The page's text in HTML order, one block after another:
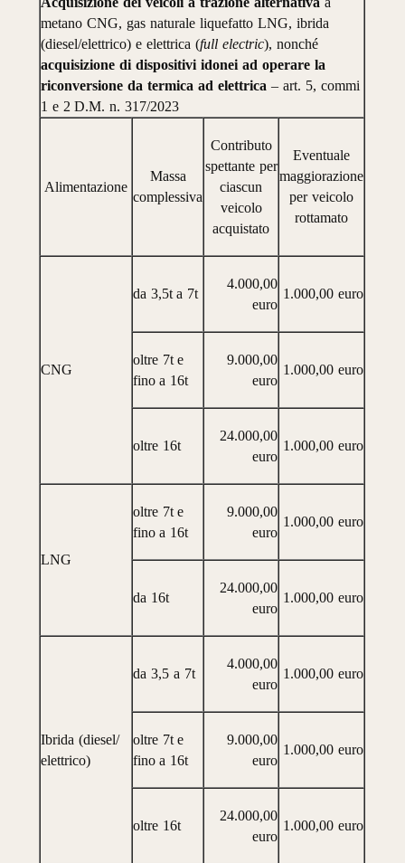
metano CNG, gas naturale liquefatto LNG, ibrida
(diesel/elettrico) e elettrica (full electric), nonché
acquisizione di dispositivi idonei ad operare la
riconversione da termica ad elettrica – art. 5, commi
1 e 2D.M. n. 317/2023
Alimentazione
Massa
complessiva
Contributo
spettante per
ciascun
veicolo
acquistato
Eventuale
maggiorazione
per veicolo
rottamato
CNG
da 3,5ta 7t
4.000,00
euro
1.000,00 euro
oltre 7te
fino a 16t
9.000,00
euro
1.000,00 euro
oltre 16t
24.000,00
euro
1.000,00 euro
LNG
oltre 7te
fino a 16t
9.000,00
euro
1.000,00 euro
da 16t
24.000,00
euro
1.000,00 euro
Ibrida (diesel/
elettrico)
da 3,5 a 7t
4.000,00
euro
1.000,00 euro
oltre 7te
fino a 16t
9.000,00
euro
1.000,00 euro
oltre 16t
24.000,00
euro
1.000,00 euro